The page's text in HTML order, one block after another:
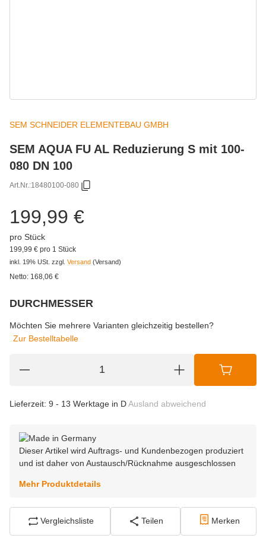
SEM SCHNEIDER ELEMENTEBAU GMBH
SEM AQUA FU AL Reduzierung S mit 100-
080 DN 100
Art.Nr.:18480100-080
199,99 €
pro Stück
199,99 € pro 1 Stück
inkl. 19% USt. zzgl. Versand (Versand)
Netto: 168,06 €
DURCHMESSER
Möchten Sie mehrere Varianten gleichzeitig bestellen?
Zur Bestelltabelle
Lieferzeit: 9 - 13 Werktage in DAusland abweichend
Dieser Artikel wird Auftrags- und Kundenbezogen produziert
und ist daher von Austausch/Rücknahme ausgeschlossen
Mehr Produktdetails
Vergleichsliste Teilen Merken